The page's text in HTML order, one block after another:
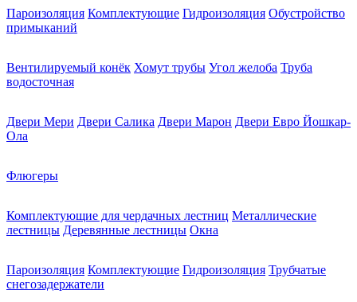
Пароизоляция Комплектующие Гидроизоляция Обустройство
примыканий
Вентилируемый конёк Хомут трубы Угол желоба Труба
водосточная
Двери Мери Двери Салика Двери Марон Двери Евро Йошкар-
Ола
Флюгеры
Комплектующие для чердачных лестниц Металлические
лестницы Деревянные лестницы Окна
Пароизоляция Комплектующие Гидроизоляция Трубчатые
снегозадержатели